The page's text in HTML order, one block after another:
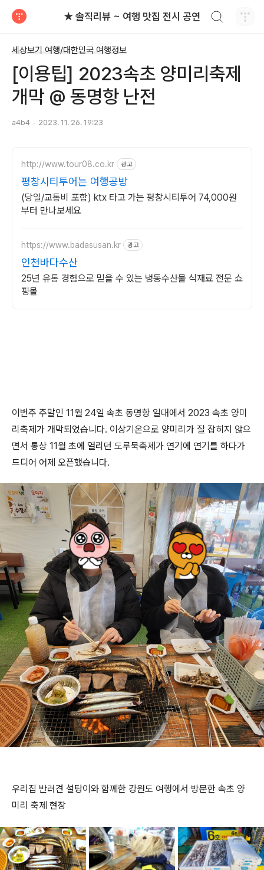
★ 솔직리뷰 ~ 여행 맛집 전시 공연
세상보기 여행/대한민국 여행정보
[이용팁] 2023속초 양미리축제
개막 @ 동명항 난전
a4b4 2023. 11. 26. 19:23
http://www.tour08.co.kr 광고
평창시티투어는 여행공방
(당일/교통비 포함) ktx 타고 가는 평창시티투어 74,000원
부터 만나보세요
https://www.badasusan.kr 광고
인천바다수산
25년 유통 경험으로 믿을 수 있는 냉동수산물 식재료 전문 쇼
핑몰
이번주 주말인 11월 24일 속초 동명항 일대에서 2023 속초 양미
리축제가 개막되었습니다. 이상기온으로 양미리가 잘 잡히지 않으
면서 통상 11월 초에 열리던 도루묵축제가 연기에 연기를 하다가
드디어 어제 오픈했습니다.
우리집 반려견 설탕이와 함께한 강원도 여행에서 방문한 속초 양
미리 축제 현장